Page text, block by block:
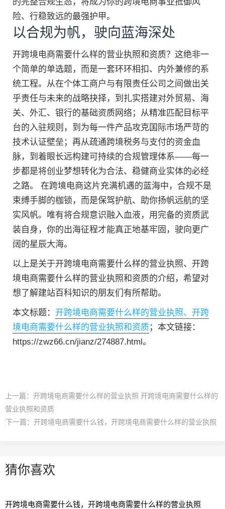
险、行稳致远的最强护甲。
以合规为帆，驶向蓝海深处
开跨境电商需要什么样的营业执照和资质？这绝非一
个简单的单选题，而是一套环环相扣、内外兼修的系
统工程。从在个体工商户与有限责任公司之间做出关
乎责任与未来的战略抉择，到扎实搭建对外贸易、海
关、外汇、银行的基础资质网络；从精准匹配目标平
台的入驻规则，到为每一件产品攻克国际市场严苛的
技术认证壁垒；再从疏通跨境税务与支付的资金血
脉，到着眼长远构建可持续的合规管理体系——每一
步都是将创业梦想转化为合法、稳健商业实体的必经
之路。 在跨境电商这片充满机遇的蓝海中，合规不是
束缚手脚的枷锁，而是保驾护航、助你扬帆远航的坚
实风帆。唯有将合规意识融入血液，用完备的资质武
装自身，你的出海征程才能真正地基牢固，驶向更广
阔的星辰大海。
以上是关于开跨境电商需要什么样的营业执照、开跨
境电商需要什么样的营业执照和资质的介绍，希望对
想了解建站百科知识的朋友们有所帮助。
本文标题： 开跨境电商需要什么样的营业执照、开跨
境电商需要什么样的营业执照和资质；本文链接：
https://zwz66.cn/jianz/274887.html。
上一篇： 开跨境电商需要什么样的营业执照 开跨境电商需要什么样的
营业执照和资质
下一篇： 开跨境电商需要什么钱，开跨境电商需要什么样的营业执照
猜你喜欢
开跨境电商需要什么钱，开跨境电商需要什么样的营业执照